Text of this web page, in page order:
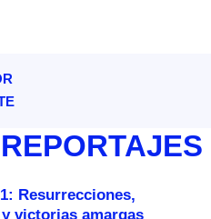
REPORTAJES
Resurrecciones,
victorias amargas